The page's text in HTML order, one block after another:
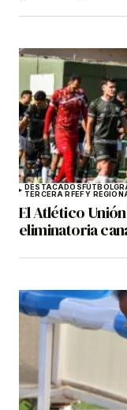
DESTACADOSFÚTBOL
TERCERA RFEF Y
El Atlético
eliminatoria